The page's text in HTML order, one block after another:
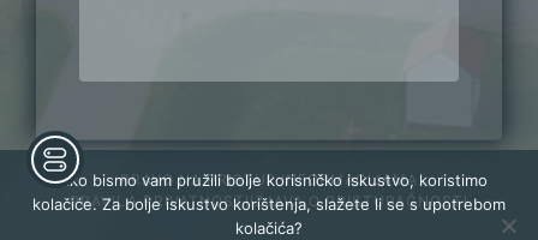
PRAVO NA PRISTUP INFORMACIJAMA
PRAVILA PRIVATNOSTIIZJAVA O PRISTUPAČNOSTI
Kako bismo vam pružili bolje korisničko iskustvo, koristimo
kolačiće. Za bolje iskustvo korištenja, slažete li se s upotrebom
kolačića?